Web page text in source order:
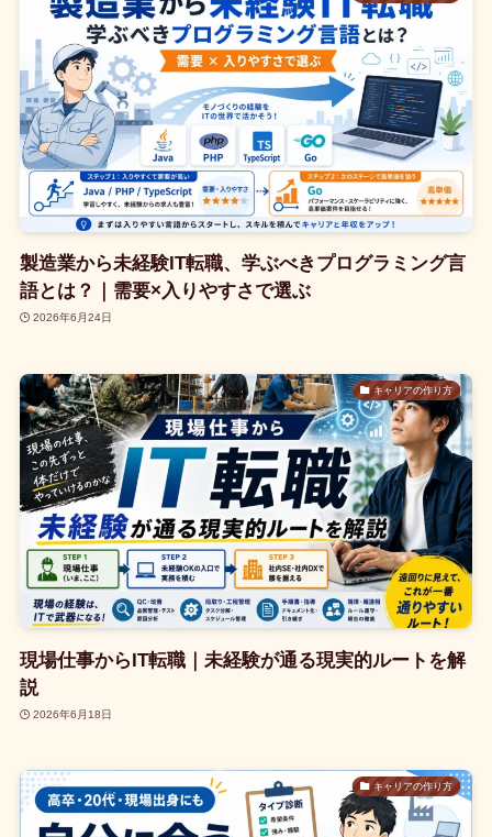
製造業から未経験IT転職、学ぶべきプログラミング言
語とは？｜需要×入りやすさで選ぶ
2026年6月24日
キャリアの作り方
現場仕事からIT転職｜未経験が通る現実的ルートを解
説
2026年6月18日
キャリアの作り方